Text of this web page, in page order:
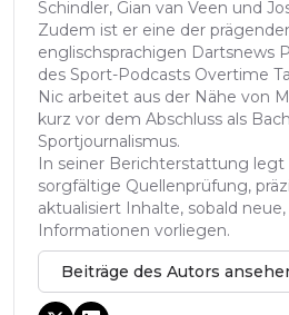
Schindler, Gian van Veen und
Zudem ist er eine der
englischsprachigen Dartsnews
des Sport-Podcasts Overtime
Nic arbeitet aus der Nähe von
kurz vor dem Abschluss als
Sportjournalismus.
In seiner Berichterstattung
sorgfältige Quellenprüfung,
aktualisiert Inhalte, sobald
Informationen vorliegen.
Beiträge des Autors